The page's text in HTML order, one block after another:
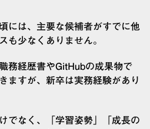
には、主要な候補者がすでに他
も少なくありません。
務経歴書やGitHubの成果物で
ますが、新卒は実務経験があり
でなく、「学習姿勢」「成長の